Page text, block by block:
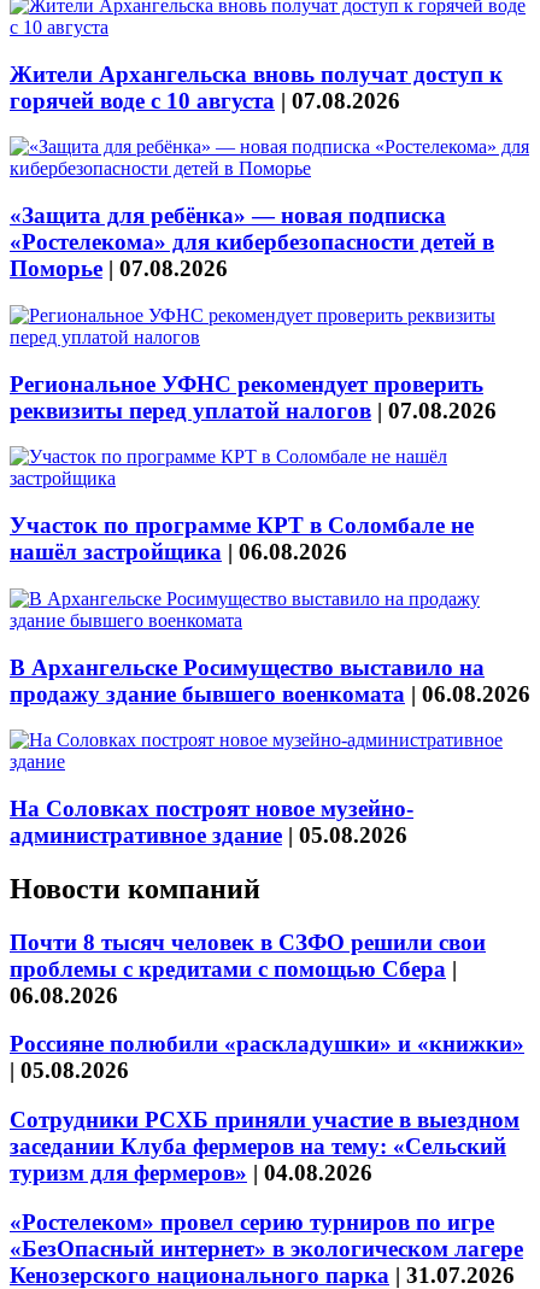
Жители Архангельска вновь получат доступ к
горячей воде с 10 августа | 07.08.2026
«Защита для ребёнка» — новая подписка
«Ростелекома» для кибербезопасности детей в
Поморье | 07.08.2026
Региональное УФНС рекомендует проверить
реквизиты перед уплатой налогов | 07.08.2026
Участок по программе КРТ в Соломбале не
нашёл застройщика | 06.08.2026
В Архангельске Росимущество выставило на
продажу здание бывшего военкомата | 06.08.2026
На Соловках построят новое музейно-
административное здание | 05.08.2026
Новости компаний
Почти 8 тысяч человек в СЗФО решили свои
проблемы с кредитами с помощью Сбера |
06.08.2026
Россияне полюбили «раскладушки» и «книжки»
| 05.08.2026
Сотрудники РСХБ приняли участие в выездном
заседании Клуба фермеров на тему: «Сельский
туризм для фермеров» | 04.08.2026
«Ростелеком» провел серию турниров по игре
«БезОпасный интернет» в экологическом лагере
Кенозерского национального парка | 31.07.2026